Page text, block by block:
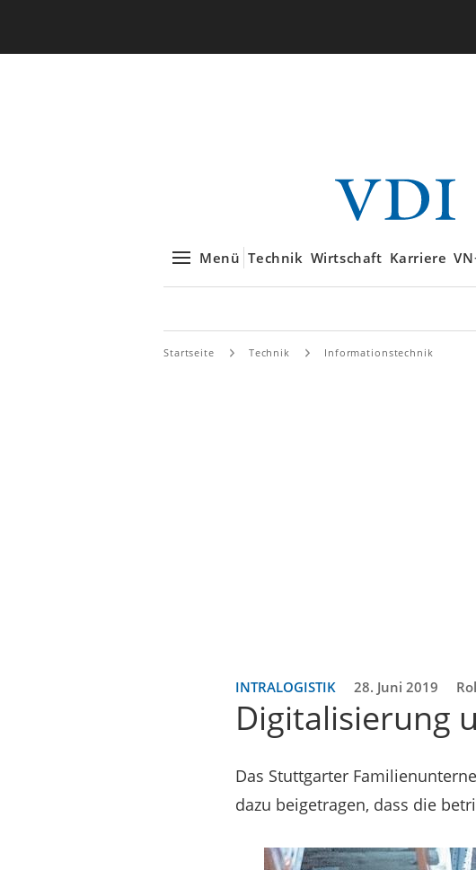
Menü Technik Wirtschaft Karriere
Startseite Technik Informationstechnik
INTRALOGISTIK 28. Juni 2019
Digitalisierung
Das Stuttgarter
dazu beigetragen, dass die